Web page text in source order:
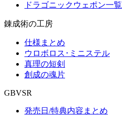
ドラゴニックウェポン一覧
錬成術の工房
仕様まとめ
ウロボロス･ミニステル
真理の短剣
創成の魂片
GBVSR
発売日/特典内容まとめ